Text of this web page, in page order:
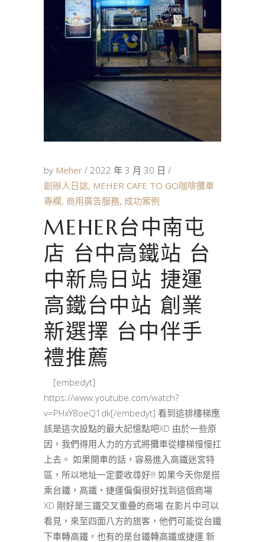
by Meher
2022 年 3 月 30 日
創辦人日誌, MEHER CAFE TO GO咖啡攤車
專欄, 商用廣告服務, 成功案例
MEHER台中南屯
店 台中高鐵站 台
中新烏日站 捷運
高鐵台中站 創業
新選擇 台中伴手
禮推薦
[embedyt]
https://www.youtube.com/watch?
v=PHxY8oeQ1dk[/embedyt] 看到這排樓梯應
該是這次設點的最大記憶點吧XD 由於一些原
因，我們得用人力的方式將攤車從樓梯慢慢扛
上去。 如果開車的話，容易進入高鐵迷宮特
區，所以地址一定要收尋好!!! 如果今天你是搭
乘台鐵，高鐵，捷運偏偏很好找到這個商場
XD 剛好是三鐵交叉重疊的商場 在影片中可以
看見，來至四面八方的旅客，他們可能從台鐵
下車轉高鐵，也有的是台鐵轉高鐵或捷運 新